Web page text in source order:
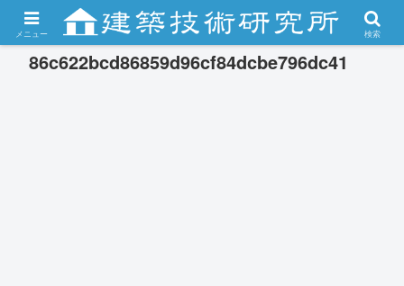
86c622bcd86859d96cf84dcbe796dc41
メニュー 検索